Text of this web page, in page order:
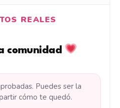
REALES
comunidad
Puedes ser la
cómo te quedó.